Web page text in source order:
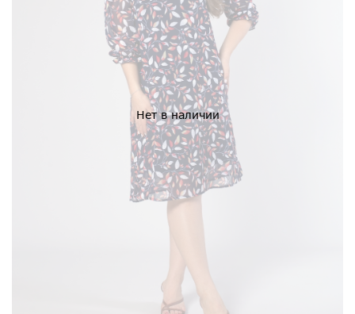
Нет в наличии